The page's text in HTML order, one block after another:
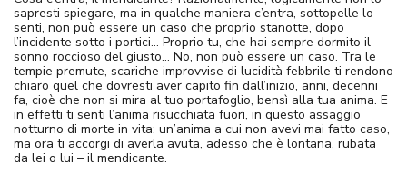
sapresti spiegare, ma in qualche maniera c’entra, sottopelle lo
senti, non può essere un caso che proprio stanotte, dopo
l’incidente sotto i portici… Proprio tu, che hai sempre dormito il
sonno roccioso del giusto… No, non può essere un caso. Tra le
tempie premute, scariche improvvise di lucidità febbrile ti rendono
chiaro quel che dovresti aver capito fin dall’inizio, anni, decenni
fa, cioè che non si mira al tuo portafoglio, bensì alla tua anima. E
in effetti ti senti l’anima risucchiata fuori, in questo assaggio
notturno di morte in vita: un’anima a cui non avevi mai fatto caso,
ma ora ti accorgi di averla avuta, adesso che è lontana, rubata
da lei o lui – il mendicante.